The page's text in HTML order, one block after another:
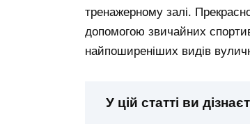
тренажерному залі.
допомогою звичайних
найпоширеніших видів
У цій статті ви